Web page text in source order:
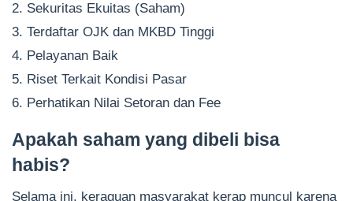
2. Sekuritas Ekuitas (Saham)
3. Terdaftar OJK dan MKBD Tinggi
4. Pelayanan Baik
5. Riset Terkait Kondisi Pasar
6. Perhatikan Nilai Setoran dan Fee
Apakah saham yang dibeli bisa
habis?
Selama ini, keraguan masyarakat kerap muncul karena